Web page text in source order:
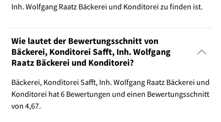
Inh. Wolfgang Raatz Bäckerei und Konditorei zu finden ist.
Wie lautet der Bewertungsschnitt von
Bäckerei, Konditorei Safft, Inh. Wolfgang
Raatz Bäckerei und Konditorei?
Bäckerei, Konditorei Safft, Inh. Wolfgang Raatz Bäckerei und
Konditorei hat 6 Bewertungen und einen Bewertungsschnitt
von 4,67.